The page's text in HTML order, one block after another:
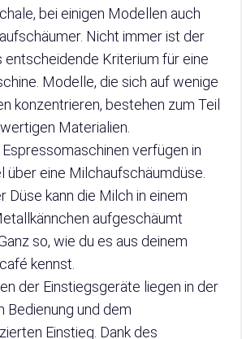
bei einigen Modellen auch
Nicht immer ist der
entscheidende Kriterium für eine
Modelle, die sich auf wenige
konzentrieren, bestehen zum Teil
Materialien.
verfügen in
über eine Milchaufschäumdüse.
Düse kann die Milch in einem
aufgeschäumt
so, wie du es aus deinem
kennst.
der Einstiegsgeräte liegen in der
Bedienung und dem
Einstieg. Dank des